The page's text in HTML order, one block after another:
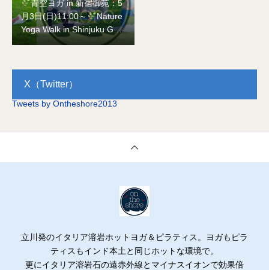
青空ヨガ in 新宿御苑：5
月3日(日)11:00～
Nature
Yoga Walk in Shinjuku Gyo
en National Garden on Ma
X（Twitter）
Tweets by Ontheshore2013
立川発のイタリア溶岩ホットヨガ＆ピラティス。ヨガもピラ
ティスもインド本土と同じホットな環境で。
更にイタリア溶岩石の遠赤外線とマイナスイオンで効果倍